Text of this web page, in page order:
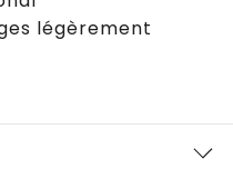
légèrement